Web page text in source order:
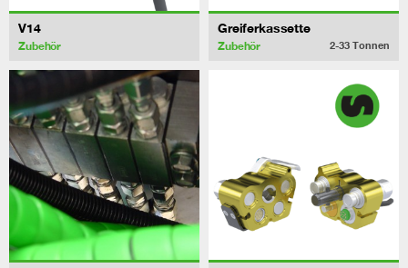
V14
Zubehör
Greiferkassette
Zubehör 2-33 Tonnen